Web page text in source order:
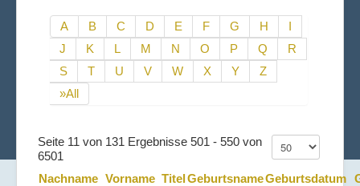
A B C D E F G H
I
J
K L M N O P Q
R
S
T U V W X Y
Z
»All
Seite 11 von 131 Ergebnisse 501 - 550 von
6501
Nachname Vorname TitelGeburtsnameGeburtsdatum